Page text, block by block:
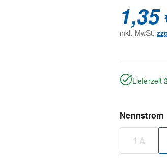
1,35
inkl. MwSt.
Lieferzeit
Nennstrom
1 A(Diese